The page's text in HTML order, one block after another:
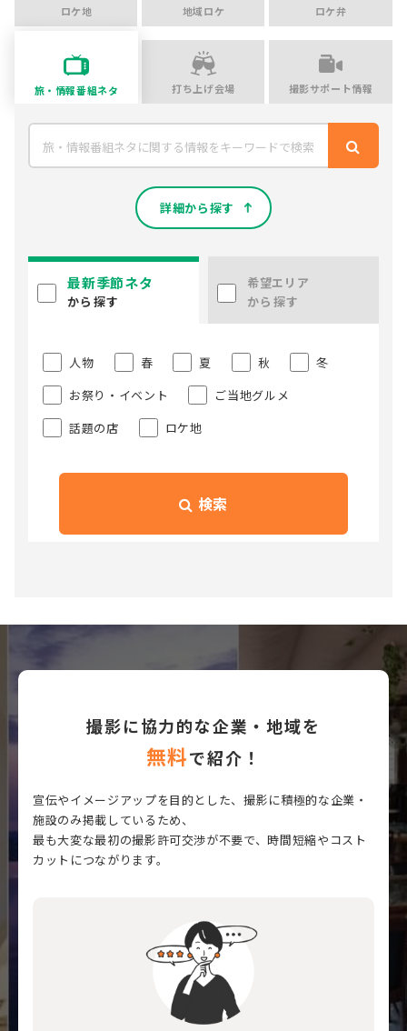
ロケ地 地域ロケ ロケ弁
旅・情報番組ネタ 打ち上げ会場 撮影サポート情報
詳細から探す
最新季節ネタ
から探す
希望エリア
から探す
人物 春 夏 秋
冬
お祭り・イベント
ご当地グルメ
話題の店
ロケ地
検索
撮影に協力的な企業・地域を
無料で紹介！
宣伝やイメージアップを目的とした、撮影に積極的な企業・
施設のみ掲載しているため、
最も大変な最初の撮影許可交渉が不要で、時間短縮やコスト
カットにつながります。